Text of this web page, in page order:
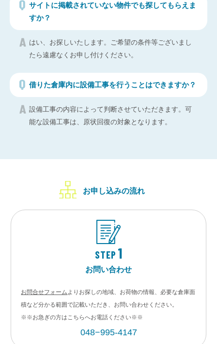
サイトに掲載されていない物件でも探してもらえま
すか？
はい、お探しいたします。ご希望の条件等ございまし
たら遠慮なくお申し付けください。
借りた倉庫内に設備工事を行うことはできますか？
設備工事の内容によって判断させていただきます。可
能な設備工事は、原状回復の対象となります。
お申し込みの流れ
STEP 1
お問い合わせ
お問合せフォームよりお探しの地域、お荷物の情報、必要な倉庫面
積など分かる範囲で記載いただき、お問い合わせください。
※※お急ぎの方はこちらへお電話ください※※
048−995-4147